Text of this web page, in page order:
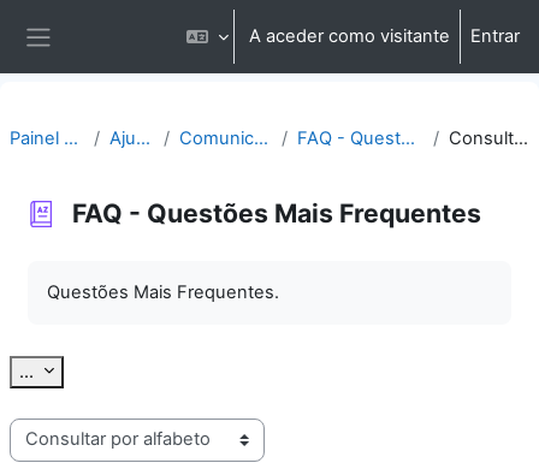
A aceder como visitante Entrar
Painel do utilizador Ajuda | Apoio Comunicação | Questões FAQ - Questões Mais Frequentes Consultar por alfabeto
FAQ - Questões Mais Frequentes
Questões Mais Frequentes.
... Exportar termos
Consulte o glossário usando este índice